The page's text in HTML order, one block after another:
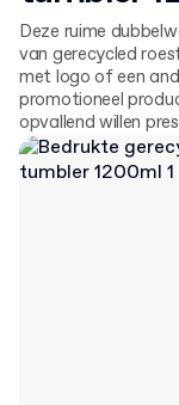
Deze ruime
van gerecycled
met logo of een
promotioneel
opvallend willen